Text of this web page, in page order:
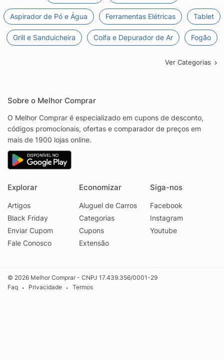
Aspirador de Pó e Água Ferramentas Elétricas Tablet
Grill e Sanduicheira Coifa e Depurador de Ar Fogão
Ver Categorias
Sobre o Melhor Comprar
O Melhor Comprar é especializado em cupons de desconto,
códigos promocionais, ofertas e comparador de preços em
mais de 1900 lojas online.
Explorar
Artigos
Black Friday
Enviar Cupom
Fale Conosco
Economizar
Aluguel de Carros
Categorias
Cupons
Extensão
Siga-nos
Facebook
Instagram
Youtube
© 2026 Melhor Comprar - CNPJ 17.439.356/0001-29
Faq
• Privacidade • Termos